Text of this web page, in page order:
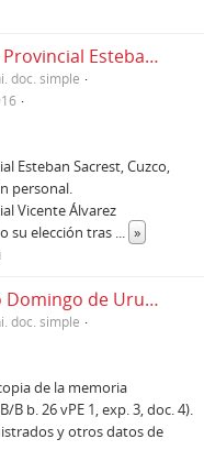
Carta del P. Manuel Álvarez al P. Provincial Esteban Sacrest, Cuzco, 26/10/1912; y Cartas al P. Provincial Vicente Álvarez Cienfuegos, Cuzco, 22/08/1914, 22/01/1916
doc. simple
Esteban Sacrest, Cuzco,
personal.
Vicente Álvarez
su elección tras ... »
Estado de las Misiones de Santo Domingo de Urubamba, Cuzco, 10/08/1911
doc. simple
de la memoria
B b. 26 vPE 1, exp. 3, doc. 4).
y otros datos de